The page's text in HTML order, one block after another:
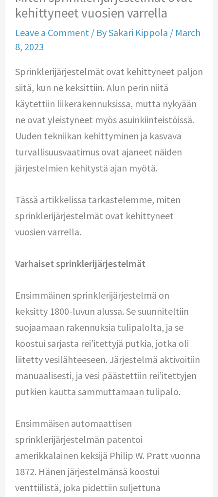
kehittyneet vuosien varrella
Leave a Comment / BySakari Kippola / March
8, 2023
Sprinklerijärjestelmät ovat kehittyneet paljon
siitä, kun ne keksittiin. Alun perin niitä
käytettiin liikerakennuksissa, mutta nykyään
ne ovat yleistyneet myös asuinkiinteistöissä.
Uuden tekniikan kehittyminen ja kasvava
turvallisuusvaatimus ovat ajaneet näiden
järjestelmien kehitystä ajan myötä.
Tässä artikkelissa tarkastelemme, miten
sprinklerijärjestelmät ovat kehittyneet
vuosien varrella.
Varhaiset sprinklerijärjestelmät
Ensimmäinen sprinklerijärjestelmä on
keksitty 1800-luvun alussa. Se suunniteltiin
suojaamaan rakennuksia tulipalolta, ja se
koostui sarjasta rei’itettyjä putkia, jotka oli
liitetty vesilähteeseen. Järjestelmä aktivoitiin
manuaalisesti, ja vesi päästettiin rei’itettyjen
putkien kautta sammuttamaan tulipalo.
Ensimmäisen automaattisen
sprinklerijärjestelmän patentoi
amerikkalainen keksijä Philip W. Pratt vuonna
1872. Hänen järjestelmänsä koostui
venttiilistä, joka pidettiin suljettuna